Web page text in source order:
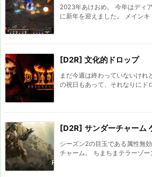
2023年あけおめ。 今年はディ
に新年を迎えました。 メインキ
[D2R] 文化的ドロップ
まだ今週は終わっていないけれ
の祝日もあって、それなりにド
[D2R] サンダーチャーム
シーズン2の目玉である属性無
チャーム。 ちまちまテラーゾー